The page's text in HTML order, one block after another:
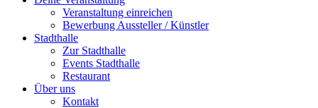
Veranstaltung einreichen
Bewerbung Aussteller / Künstler
Stadthalle
Zur Stadthalle
Events Stadthalle
Restaurant
Über uns
Kontakt